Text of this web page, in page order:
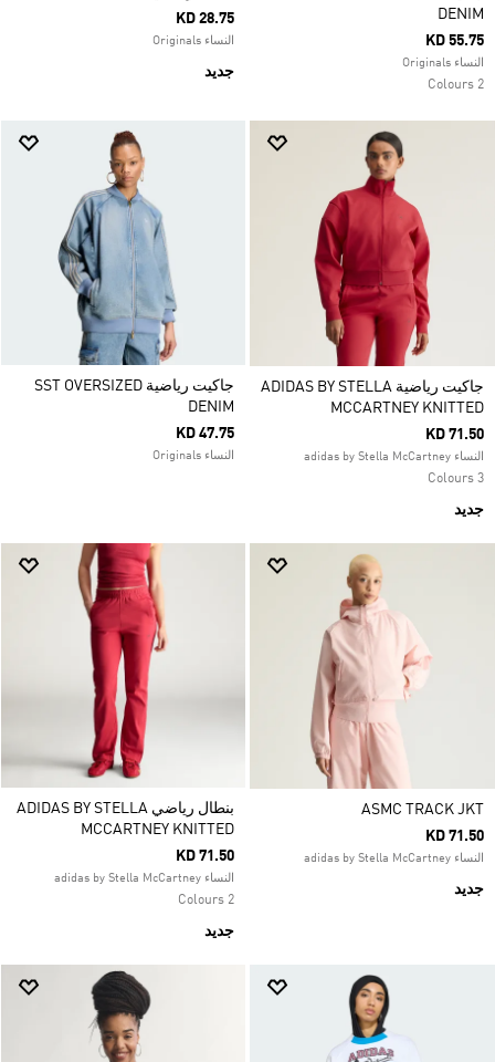
DENIM
KD 55.75
النساء Originals
2 Colours
KD 28.75
النساء Originals
جديد
جاكيت رياضية ADIDAS BY STELLA
MCCARTNEY KNITTED
KD 71.50
النساء adidas by Stella McCartney
3 Colours
جديد
جاكيت رياضية SST OVERSIZED
DENIM
KD 47.75
النساء Originals
ASMC TRACK JKT
KD 71.50
النساء adidas by Stella McCartney
جديد
بنطال رياضي ADIDAS BY STELLA
MCCARTNEY KNITTED
KD 71.50
النساء adidas by Stella McCartney
2 Colours
جديد